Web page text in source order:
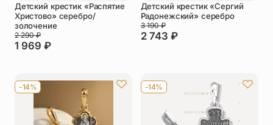
Детский крестик «Распятие
Христово» серебро/
золочение
1 969 ₽
2 290₽
Детский крестик «Сергий
Радонежский» серебро
2 743 ₽
3 190₽
-14% -14%